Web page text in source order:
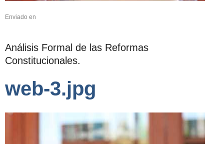
Enviado en
Análisis Formal de las Reformas
Constitucionales.
web-3.jpg